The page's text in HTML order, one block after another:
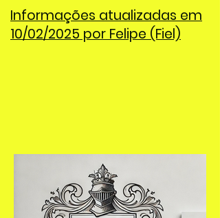
Informações atualizadas em
10/02/2025 por Felipe (Fiel)